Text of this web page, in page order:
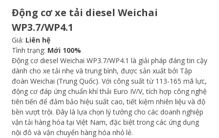
Động cơ xe tải diesel Weichai
WP3.7/WP4.1
Giá: Liên hệ
Tình trạng: Mới 100%
Động cơ diesel Weichai WP3.7/WP4.1 là giải pháp đáng tin cậy
dành cho xe tải nhẹ và trung bình, được sản xuất bởi Tập
đoàn Weichai (Trung Quốc). Với công suất từ 113-165 mã lực,
động cơ đáp ứng chuẩn khí thải Euro IV/V, tích hợp công nghệ
tiên tiến để đảm bảo hiệu suất cao, tiết kiệm nhiên liệu và độ
bền vượt trội. Đây là lựa chọn lý tưởng cho các doanh nghiệp
vận tải hàng hóa tại Việt Nam, đặc biệt trong các ứng dụng
nội đô và vận chuyển hàng hóa nhỏ lẻ.